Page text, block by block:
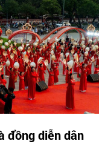
đồng diễn dân